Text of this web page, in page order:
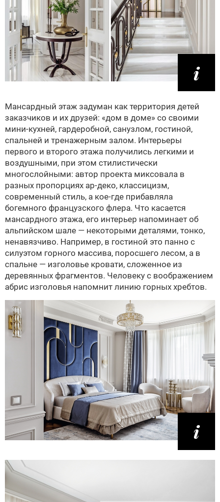
Мансардный этаж задуман как территория детей
заказчиков и их друзей: «дом в доме» со своими
мини-кухней, гардеробной, санузлом, гостиной,
спальней и тренажерным залом. Интерьеры
первого и второго этажа получились легкими и
воздушными, при этом стилистически
многослойными: автор проекта миксовала в
разных пропорциях ар-деко, классицизм,
современный стиль, а кое‑где прибавляла
богемного французского флера. Что касается
мансардного этажа, его интерьер напоминает об
альпийском шале — некоторыми деталями, тонко,
ненавязчиво. Например, в гостиной это панно с
силуэтом горного массива, поросшего лесом, а в
спальне — изголовье кровати, сложенное из
деревянных фрагментов. Человеку с воображением
абрис изголовья напомнит линию горных хребтов.